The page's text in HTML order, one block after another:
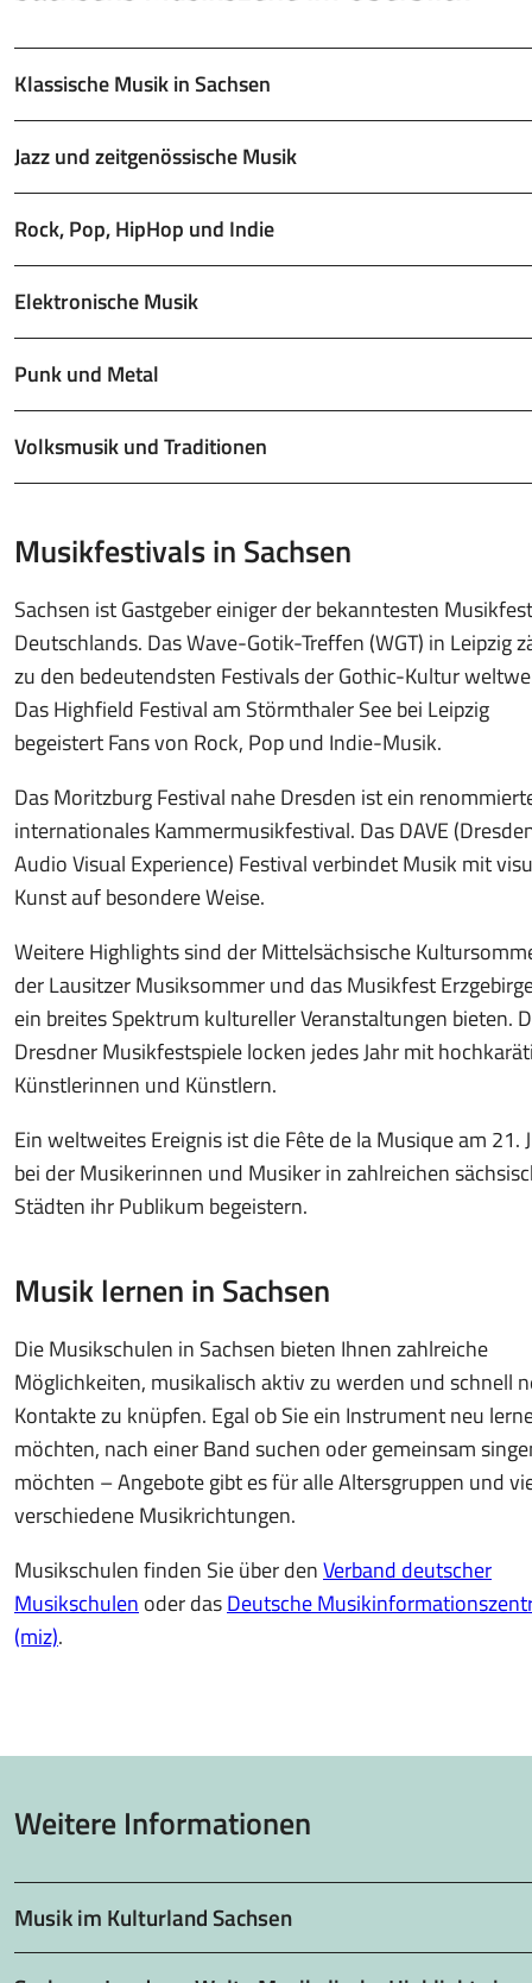
Klassische Musik in Sachsen
Jazz und zeitgenössische Musik
Rock, Pop, HipHop und Indie
Elektronische Musik
Punk und Metal
Volksmusik und Traditionen
Musikfestivals in Sachsen
Sachsen ist Gastgeber einiger der bekanntesten
Deutschlands. Das Wave-Gotik-Treffen (WGT) in Leipzig
zu den bedeutendsten Festivals der Gothic-Kultur
Das Highfield Festival am Störmthaler See bei Leipzig
begeistert Fans von Rock, Pop und Indie-Musik.
Das Moritzburg Festival nahe Dresden ist ein
internationales Kammermusikfestival. Das DAVE
Audio Visual Experience) Festival verbindet Musik mit
Kunst auf besondere Weise.
Weitere Highlights sind der Mittelsächsische
der Lausitzer Musiksommer und das Musikfest
ein breites Spektrum kultureller Veranstaltungen bieten.
Dresdner Musikfestspiele locken jedes Jahr mit
Künstlerinnen und Künstlern.
Ein weltweites Ereignis ist die Fête de la Musique am 21.
bei der Musikerinnen und Musiker in zahlreichen
Städten ihr Publikum begeistern.
Musik lernen in Sachsen
Die Musikschulen in Sachsen bieten Ihnen zahlreiche
Möglichkeiten, musikalisch aktiv zu werden und schnell
Kontakte zu knüpfen. Egal ob Sie ein Instrument neu
möchten, nach einer Band suchen oder gemeinsam
möchten – Angebote gibt es für alle Altersgruppen und
verschiedene Musikrichtungen.
Musikschulen finden Sie über denVerband deutscher
Musikschulen oder dasDeutsche
(miz).
Weitere Informationen
Musik im Kulturland Sachsen